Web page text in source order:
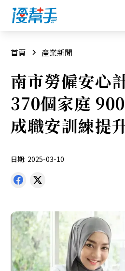
首頁 產業新聞
南市勞僱安心
370個家庭
成職安訓練提
日期: 2025-03-10